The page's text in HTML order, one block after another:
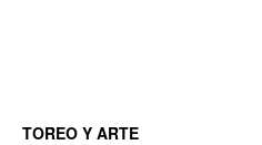
TOREO Y ARTE